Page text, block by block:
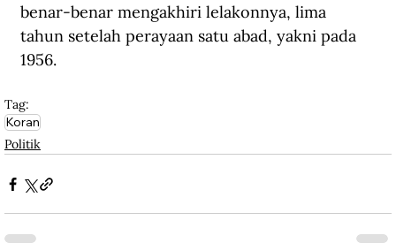
benar-benar mengakhiri lelakonnya, lima
tahun setelah perayaan satu abad, yakni pada
1956.
Tag:
Koran
Politik